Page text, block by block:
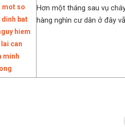
Hơn một tháng sau vụ
hàng nghìn cư dân ở đây